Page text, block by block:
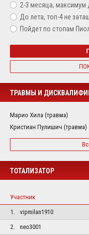
2-3 месяца, максимум
До лета, топ-4 не
Пойдет по стопам
ТРАВМЫ И
Марио Хила (травма)
Кристиан Пулишич (травма)
ТОТАЛИЗАТОР
Участник
1.
vipmilan1910
2.
neo3001